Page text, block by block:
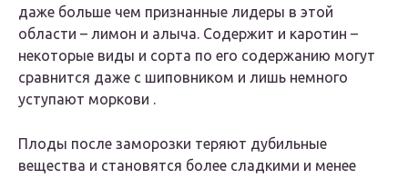
даже больше чем признанные лидеры в этой
области – лимон и алыча. Содержит и каротин –
некоторые виды и сорта по его содержанию могут
сравнится даже с шиповником и лишь немного
уступают моркови .
Плоды после заморозки теряют дубильные
вещества и становятся более сладкими и менее